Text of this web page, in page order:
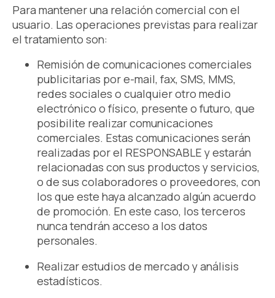
Para mantener una relación comercial con el
usuario. Las operaciones previstas para realizar
el tratamiento son:
Remisión de comunicaciones comerciales
publicitarias por e-mail, fax, SMS, MMS,
redes sociales o cualquier otro medio
electrónico o físico, presente o futuro, que
posibilite realizar comunicaciones
comerciales. Estas comunicaciones serán
realizadas por el RESPONSABLE y estarán
relacionadas con sus productos y servicios,
o de sus colaboradores o proveedores, con
los que este haya alcanzado algún acuerdo
de promoción. En este caso, los terceros
nunca tendrán acceso a los datos
personales.
Realizar estudios de mercado y análisis
estadísticos.